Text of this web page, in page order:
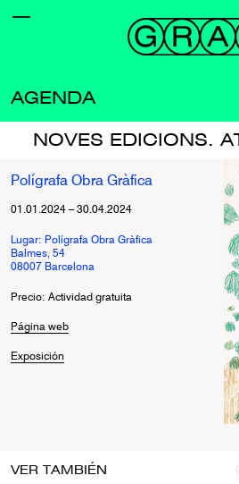
AGENDA
NOVES EDICIONS.
Polígrafa Obra Gràfica
01.01.2024 – 30.04.2024
Lugar: Polígrafa Obra Gràfica
Balmes, 54
08007 Barcelona
Precio: Actividad gratuita
Página web
Exposición
VER TAMBIÉN